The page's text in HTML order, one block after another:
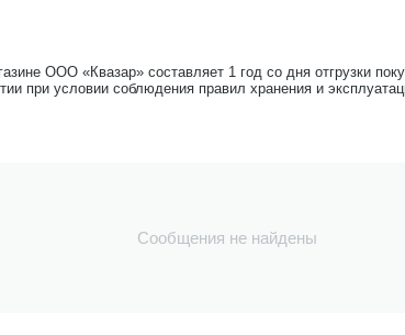
ООО «Квазар» составляет 1 год со дня отгрузки
при условии соблюдения правил хранения и
Сообщения не найдены